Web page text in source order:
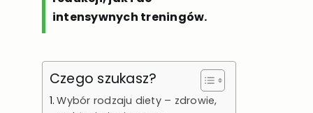
intensywnych treningów.
Czego szukasz?
Wybór rodzaju diety – zdrowie,